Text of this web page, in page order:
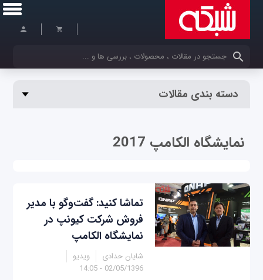
کلمات کلیدی خود را وارد کنید
دسته بندی مقالات
نمایشگاه الکامپ 2017
تماشا کنید: گفت‌وگو با مدیر
فروش شرکت کیونپ در
نمایشگاه الکامپ
شایان حدادی
ویدیو
02/05/1396 - 14:05